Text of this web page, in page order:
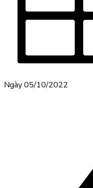
Ngày 05/10/2022